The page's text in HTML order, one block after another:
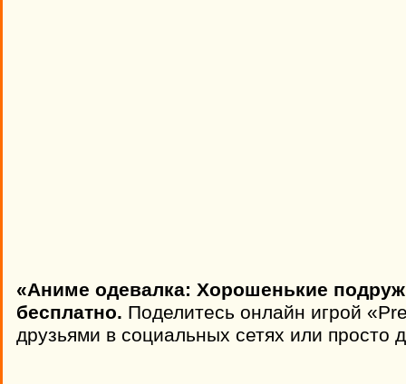
«Аниме одевалка: Хорошенькие
бесплатно. Поделитесь онлайн игрой
друзьями в социальных сетях или просто